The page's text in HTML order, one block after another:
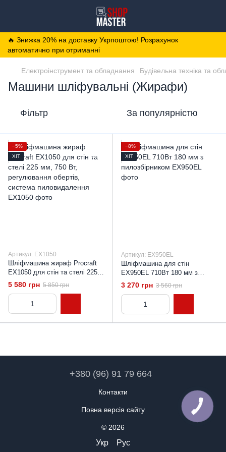
🔥 Знижка 20% на доставку Укрпоштою! Розрахунок
автоматично при отриманні
Електроінструмент та обладнання Будівельна техніка та
Машини шліфувальні (Жирафи)
Фільтр За популярністю
−5%
ХІТ
Артикул: EX1050
Шліфмашина жираф Procraft
EX1050 для стін та стелі 225
мм, 750 Вт, регулювання
обертів, система
пиловидалення
5 580 грн 5 850 грн
−8%
ХІТ
Артикул: EX950EL
Шліфмашина для стін
EX950EL 710Вт 180 мм з
пилозбірником
3 270 грн 3 560 грн
+380 (96) 91 79 664
Контакти
Повна версія сайту
© 2026
Укр Рус